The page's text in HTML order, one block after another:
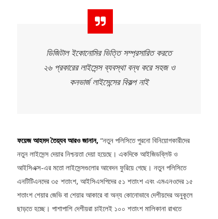
২৬ প্রকারের লাইসেন্স ব্যবস্থা বন্ধ করে সহজ ও
কনভার্জ লাইসেন্সের বিকল্প নাই
নতুন লাইসেন্স দেয়ার নিশ্চয়তা দেয়া হয়েছে। একদিকে আইজিডব্লিউ ও
আইসিএক্স-এর মতো লাইসেন্সগুলোর আবেদন ফুরিয়ে গেছে। নতুন পলিসিতে
এনটিটিএনদের ৩৫ শতাংশ, আইসিএসপিদের ৫১ শতাংশ এবং এমএনওদের ১৫
শতাংশ শেয়ার জেভি বা শেয়ার আকারে বা অন্য কোনোভাবে দেশীয়দের অনুকূলে
ছাড়তে হচ্ছে। পাশাপাশি দেশীয়রা চাইলেই ১০০ শতাংশ মালিকানা রাখতে
পারবেন। এই বাইরেও প্রাইভেট ফাইভজি, এমভিএনও ব্যাবসা উন্মুক্ত করা